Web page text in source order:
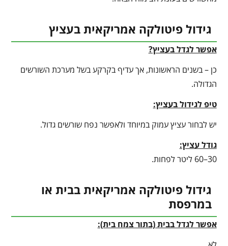
גידול פיטולקה אמריקאית בעציץ
אפשר לגדל בעציץ?
כן – בשנים הראשונות, אך עדיף בקרקע בשל מערכת השורשים
הגדולה.
טיפ לגידול בעציץ:
יש לבחור עציץ עמוק במיוחד ולאפשר נפח שורשים גדול.
גודל עציץ:
30–60 ליטר לפחות.
גידול פיטולקה אמריקאית בבית או
במרפסת
אפשר לגדל בבית (בתור צמח בית):